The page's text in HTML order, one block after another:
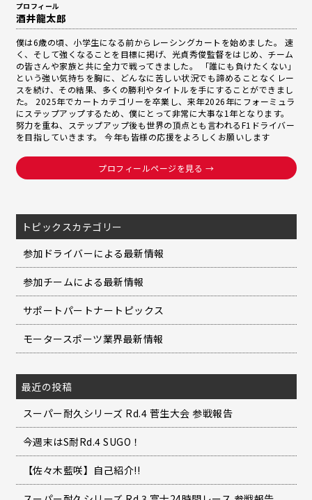
プロフィール
酒井龍太郎
僕は6歳の頃、小学生になる前からレーシングカートを始めました。 速
く、そして強くなることを目標に掲げ、光貞秀俊監督をはじめ、チーム
の皆さんや家族と共に全力で戦ってきました。 「誰にも負けたくない」
という強い気持ちを胸に、どんなに苦しい状況でも諦めることなくレー
スを続け、その結果、多くの勝利やタイトルを手にすることができまし
た。 2025年でカートカテゴリーを卒業し、来年2026年にフォーミュラ
にステップアップするため、僕にとって非常に大事な1年となります。
努力を重ね、ステップアップ後も世界の頂点とも言われるF1ドライバー
を目指していきます。 今年も皆様の応援をよろしくお願いします
プロフィールページを見る →
トピックスカテゴリー
参加ドライバーによる最新情報
参加チームによる最新情報
サポートパートナートピックス
モータースポーツ業界最新情報
最近の投稿
スーパー耐久シリーズ Rd.4 菅生大会 参戦報告
今週末はS耐Rd.4 SUGO！
【佐々木藍咲】自己紹介!!